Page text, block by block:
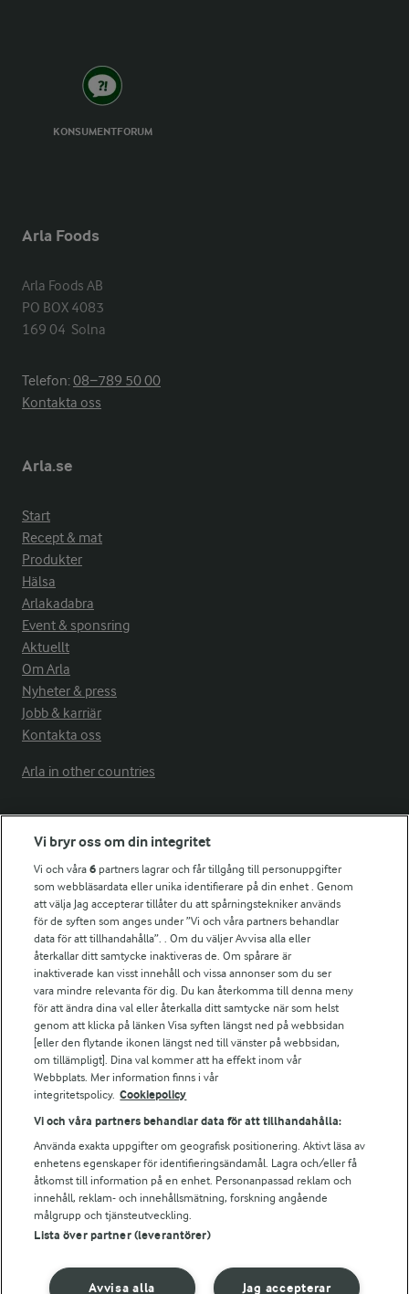
KONSUMENTFORUM
Arla Foods
Arla Foods AB
PO BOX 4083
169 04  Solna
Telefon:08−789 50 00
Kontakta oss
Arla.se
Start
Recept & mat
Produkter
Hälsa
Arlakadabra
Event & sponsring
Aktuellt
Om Arla
Nyheter & press
Jobb & karriär
Kontakta oss
Arla in other countries
Fler Arlasajter
För ägare
Arlas kundportal
Arla.com
Falbygdens Ost
Arla webbshop
Bildbank
Följ oss
© 2026 Arla Foods
Vi bryr oss om din integritet
Vi och våra6 partners lagrar och får tillgång till personuppgifter
som webbläsardata eller unika identifierare på din enhet . Genom
att välja Jag accepterar tillåter du att spårningstekniker används
för de syften som anges under ”Vi och våra partners behandlar
data för att tillhandahålla”. . Om du väljer Avvisa alla eller
återkallar ditt samtycke inaktiveras de. Om spårare är
inaktiverade kan visst innehåll och vissa annonser som du ser
vara mindre relevanta för dig. Du kan återkomma till denna meny
för att ändra dina val eller återkalla ditt samtycke när som helst
genom att klicka på länken Visa syften längst ned på webbsidan
[eller den flytande ikonen längst ned till vänster på webbsidan,
om tillämpligt]. Dina val kommer att ha effekt inom vår
Webbplats. Mer information finns i vår
integritetspolicy. Cookiepolicy
Vi och våra partners behandlar data för att tillhandahålla:
Använda exakta uppgifter om geografisk positionering. Aktivt läsa av
enhetens egenskaper för identifieringsändamål. Lagra och/eller få
åtkomst till information på en enhet. Personanpassad reklam och
innehåll, reklam- och innehållsmätning, forskning angående
målgrupp och tjänsteutveckling.
Lista över partner (leverantörer)
Jag accepterar
Avvisa alla